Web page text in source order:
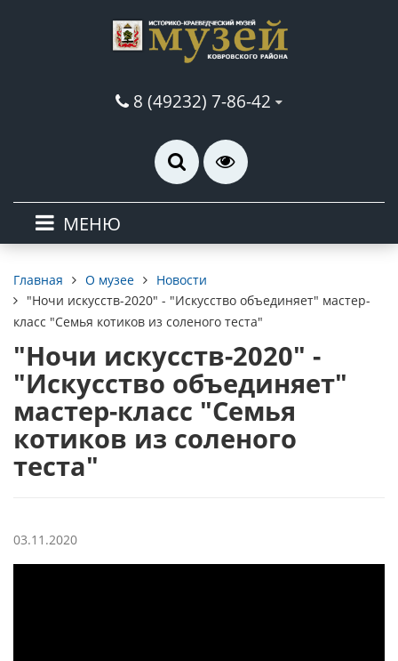
8 (49232) 7-86-42
МЕНЮ
Главная О музее
Новости
"Ночи искусств-2020" - "Искусство объединяет" мастер-
класс "Семья котиков из соленого теста"
"Ночи искусств-2020" -
"Искусство объединяет"
мастер-класс "Семья
котиков из соленого
теста"
03.11.2020